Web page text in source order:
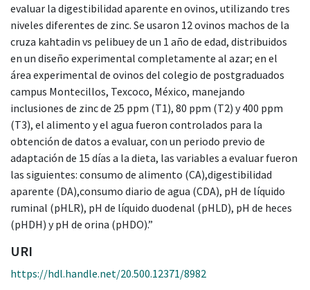
evaluar la digestibilidad aparente en ovinos, utilizando tres
niveles diferentes de zinc. Se usaron 12 ovinos machos de la
cruza kahtadin vs pelibuey de un 1 año de edad, distribuidos
en un diseño experimental completamente al azar; en el
área experimental de ovinos del colegio de postgraduados
campus Montecillos, Texcoco, México, manejando
inclusiones de zinc de 25 ppm (T1), 80 ppm (T2) y 400 ppm
(T3), el alimento y el agua fueron controlados para la
obtención de datos a evaluar, con un periodo previo de
adaptación de 15 días a la dieta, las variables a evaluar fueron
las siguientes: consumo de alimento (CA),digestibilidad
aparente (DA),consumo diario de agua (CDA), pH de líquido
ruminal (pHLR), pH de líquido duodenal (pHLD), pH de heces
(pHDH) y pH de orina (pHDO).”
URI
https://hdl.handle.net/20.500.12371/8982